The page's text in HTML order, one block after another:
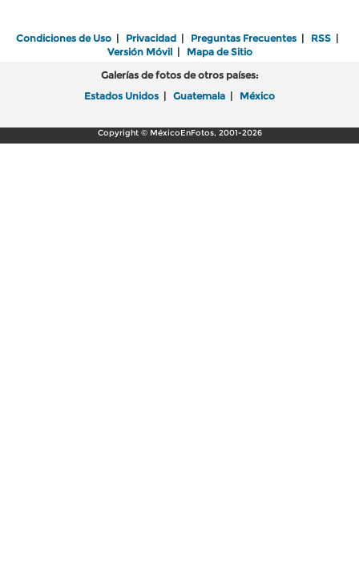
Condiciones de Uso | Privacidad | Preguntas Frecuentes | RSS |
Versión Móvil| Mapa de Sitio
Galerías de fotos de otros países:
Estados Unidos | Guatemala | México
Copyright © MéxicoEnFotos, 2001-2026